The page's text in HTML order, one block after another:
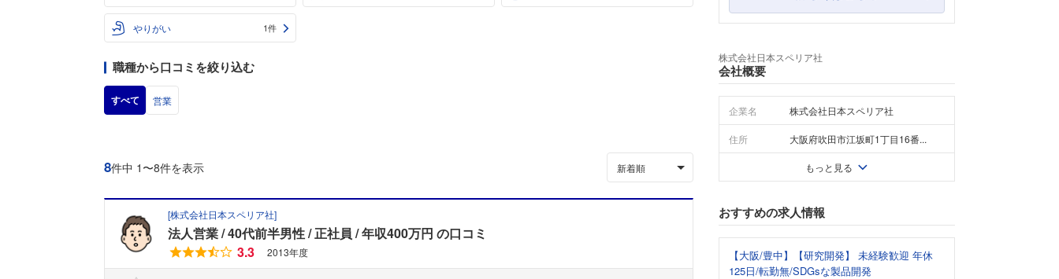
やりがい 1件
職種から口コミを絞り込む
すべて 営業
8件中 1〜8件を表示 新着順
[株式会社日本スペリア社]
法人営業 40代前半男性 正社員 年収400万円 の口コミ
3.3
2013年度
株式会社日本スペリア社
会社概要
企業名 株式会社日本スペリア社
住所 大阪府吹田市江坂町1丁目16番...
もっと見る
おすすめの求人情報
【大阪/豊中】【研究開発】 未経験歓迎 年休
125日/転勤無/SDGsな製品開発